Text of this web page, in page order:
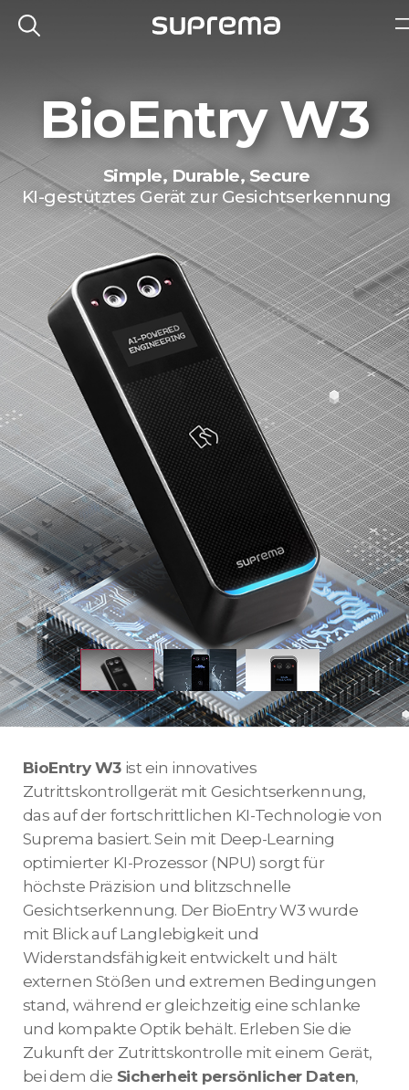
BioEntry W3
Simple, Durable, Secure
KI-gestütztes Gerät zur Gesichtserkennung
BioEntry W3ist ein innovatives
Zutrittskontrollgerät mit Gesichtserkennung,
das auf der fortschrittlichen KI-Technologie von
Suprema basiert. Sein mit Deep-Learning
optimierter KI-Prozessor (NPU) sorgt für
höchste Präzision und blitzschnelle
Gesichtserkennung. Der BioEntry W3 wurde
mit Blick auf Langlebigkeit und
Widerstandsfähigkeit entwickelt und hält
externen Stößen und extremen Bedingungen
stand, während er gleichzeitig eine schlanke
und kompakte Optik behält. Erleben Sie die
Zukunft der Zutrittskontrolle mit einem Gerät,
bei dem die Sicherheit persönlicher Daten,